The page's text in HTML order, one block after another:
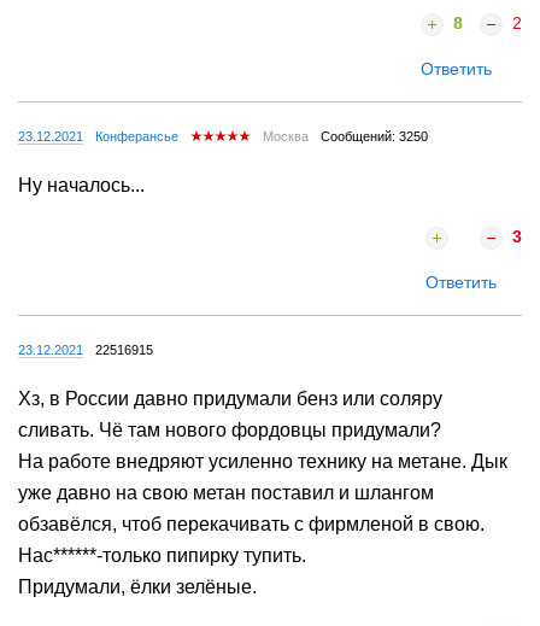
8 2
Ответить
23.12.2021 Конферансье Москва Сообщений: 3250
Ну началось...
3
Ответить
23.12.2021 22516915
Хз, в России давно придумали бенз или соляру
сливать. Чё там нового фордовцы придумали?
На работе внедряют усиленно технику на метане. Дык
уже давно на свою метан поставил и шлангом
обзавёлся, чтоб перекачивать с фирмленой в свою.
Нас******-только пипирку тупить.
Придумали, ёлки зелёные.